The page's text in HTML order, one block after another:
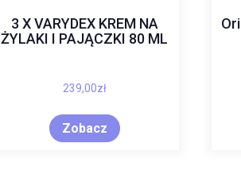
3 X VARYDEX KREM NA
ŻYLAKI I PAJĄCZKI 80 ML
239,00zł
Zobacz